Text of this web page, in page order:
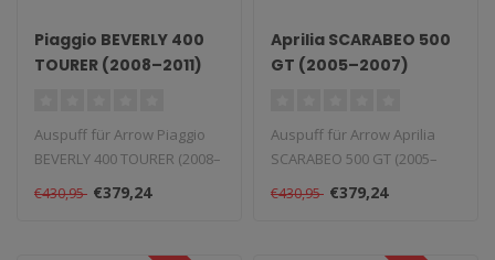
Piaggio BEVERLY 400
TOURER (2008–2011)
Auspuff für Arrow Piaggio
BEVERLY 400 TOURER (2008–
2011). Lieferzeit: 1–4 W..
€430,95 €379,24
Aprilia SCARABEO 500
GT (2005–2007)
Auspuff für Arrow Aprilia
SCARABEO 500 GT (2005–
2007). Lieferzeit: 1–4 Woch..
€430,95 €379,24